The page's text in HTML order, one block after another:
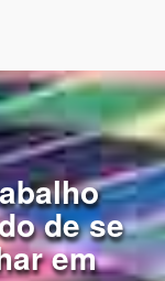
de se
em